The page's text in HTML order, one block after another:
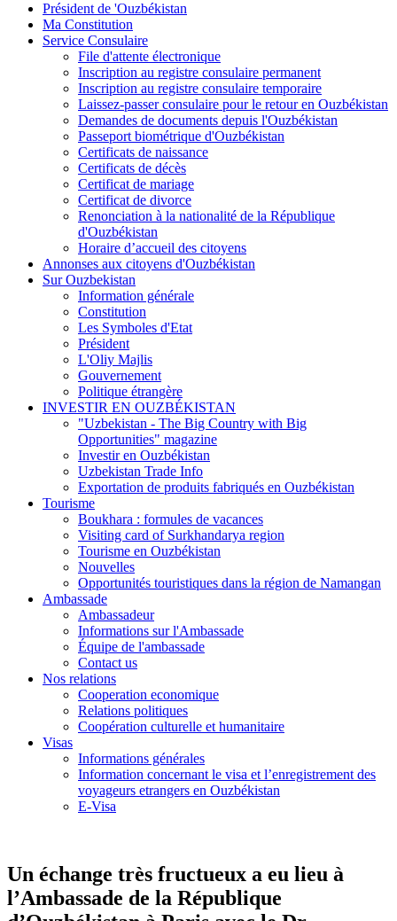
Président de 'Ouzbékistan
Ma Constitution
Service Consulaire
File d'attente électronique
Inscription au registre consulaire permanent
Inscription au registre consulaire temporaire
Laissez-passer consulaire pour le retour en Ouzbékistan
Demandes de documents depuis l'Ouzbékistan
Passeport biométrique d'Ouzbékistan
Certificats de naissance
Certificats de décès
Certificat de mariage
Certificat de divorce
Renonciation à la nationalité de la République
d'Ouzbékistan
Horaire d’accueil des citoyens
Annonses aux citoyens d'Ouzbékistan
Sur Ouzbekistan
Information générale
Constitution
Les Symboles d'Etat
Président
L'Oliy Majlis
Gouvernement
Politique étrangère
INVESTIR EN OUZBÉKISTAN
"Uzbekistan - The Big Country with Big
Opportunities" magazine
Investir en Ouzbékistan
Uzbekistan Trade Info
Exportation de produits fabriqués en Ouzbékistan
Tourisme
Boukhara : formules de vacances
Visiting card of Surkhandarya region
Tourisme en Ouzbékistan
Nouvelles
Opportunités touristiques dans la région de Namangan
Ambassade
Ambassadeur
Informations sur l'Ambassade
Équipe de l'ambassade
Contact us
Nos relations
Cooperation economique
Relations politiques
Coopération culturelle et humanitaire
Visas
Informations générales
Information concernant le visa et l’enregistrement des
voyageurs etrangers en Ouzbékistan
E-Visa
Un échange très fructueux a eu lieu à
l’Ambassade de la République